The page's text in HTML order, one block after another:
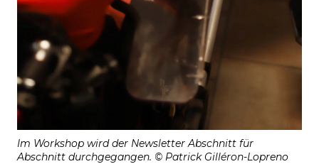
Im Workshop wird der Newsletter Abschnitt für
Abschnitt durchgegangen. © Patrick Gilléron-Lopreno